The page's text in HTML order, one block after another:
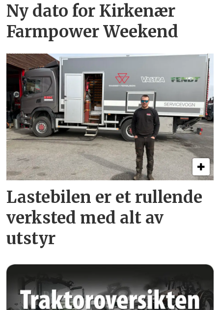
Ny dato for Kirkenær
Farmpower Weekend
Lastebilen er et rullende
verksted med alt av
utstyr